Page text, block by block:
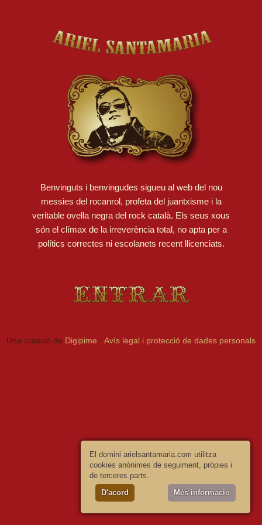
Benvinguts i benvingudes sigueu al web del nou
messies del rocanrol, profeta del juantxisme i la
veritable ovella negra del rock català. Els seus xous
són el clímax de la irreverència total, no apta per a
polítics correctes ni escolanets recent llicenciats.
Entrar
Una creació de Digipime · Avís legal i protecció de dades personals
El domini arielsantamaria.com utilitza
cookies anònimes de seguiment, pròpies i
de terceres parts.
D'acord
Més informació